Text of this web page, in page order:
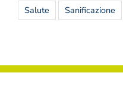
Salute
Sanificazione